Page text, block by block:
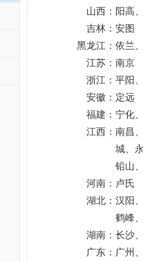
山西： 阳高
吉林： 安图
黑龙江： 依兰
江苏： 南京
浙江： 平阳
安徽： 定远
福建： 宁化
江西： 南昌
城、
铅山
河南： 卢氏
湖北： 汉阳
鹤峰
湖南： 长沙
广东： 广州